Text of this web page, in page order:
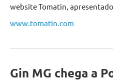
website Tomatin,
www.tomatin.com
Gin MG chega a